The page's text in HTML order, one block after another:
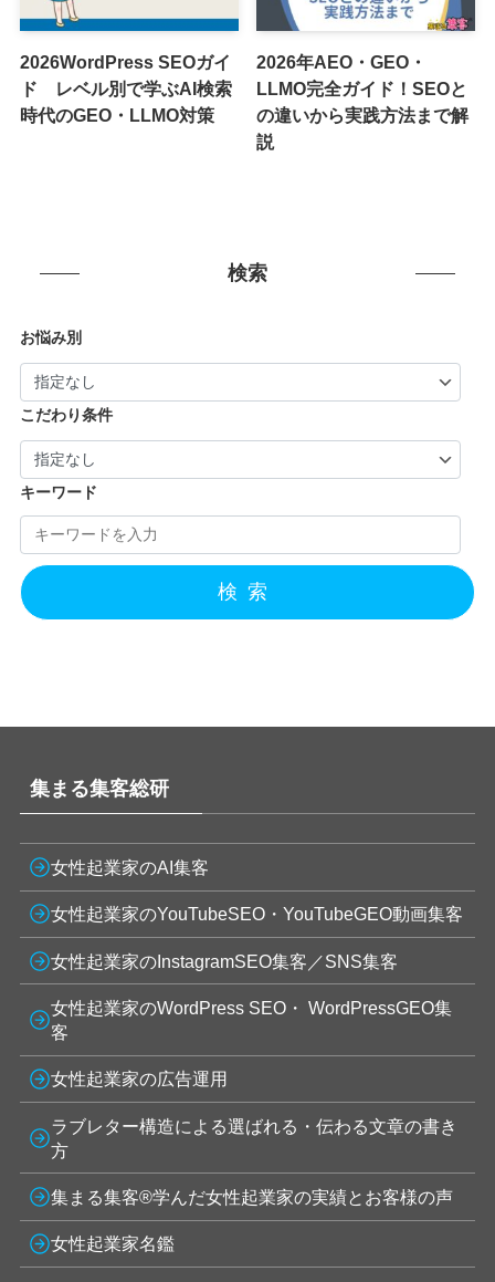
2026WordPress SEOガイ
ド レベル別で学ぶAI検索
時代のGEO・LLMO対策
2026年AEO・GEO・
LLMO完全ガイド！SEOと
の違いから実践方法まで解
説
検索
お悩み別
こだわり条件
キーワード
検索
集まる集客総研
女性起業家のAI集客
女性起業家のYouTubeSEO・YouTubeGEO動画集客
女性起業家のInstagramSEO集客／SNS集客
女性起業家のWordPress SEO・ WordPressGEO集
客
女性起業家の広告運用
ラブレター構造による選ばれる・伝わる文章の書き
方
集まる集客®学んだ女性起業家の実績とお客様の声
女性起業家名鑑